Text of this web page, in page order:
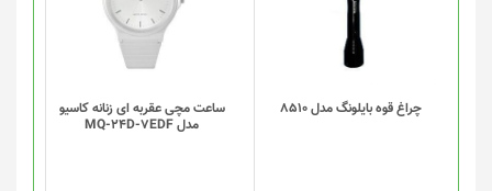
چراغ قوه بایلونگ مدل 8510
ساعت مچی عقربه ای زنانه کاسیو
مدل MQ-24D-7EDF